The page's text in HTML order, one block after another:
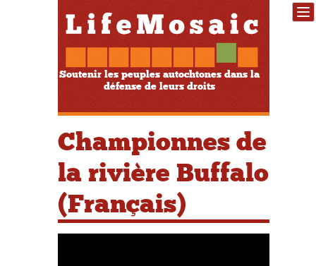
Soutenir les peuples autochtones dans la
défense de leurs droits
Championnes de
la rivière Buffalo
(Français)